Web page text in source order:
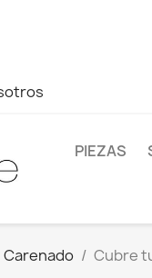
PIEZAS
Carenado Cubre